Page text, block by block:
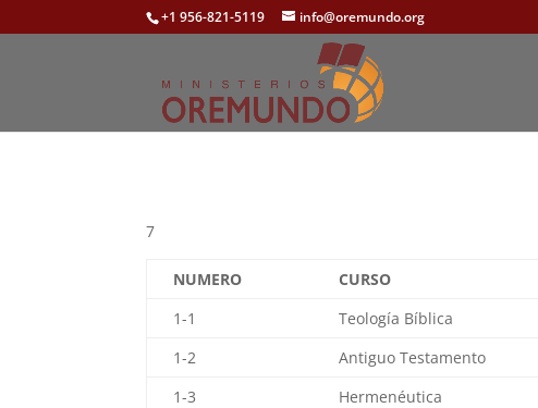
+1 956-821-5119 info@oremundo.org
7
NUMERO CURSO
1-1
Teología Bíblica
1-2
Antiguo Testamento
1-3
Hermenéutica